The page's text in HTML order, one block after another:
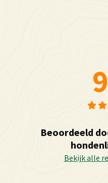
Beoordeeld
Bekijk alle